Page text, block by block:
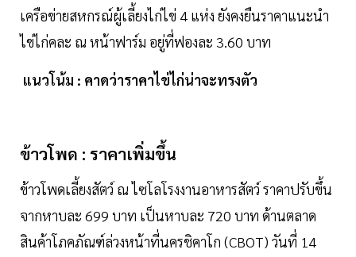
เครือข่ายสหกรณ์ผู้เลี้ยงไก่ไข่ 4 แห่ง ยังคงยืนราคาแนะนำ
ไข่ไก่คละ ณ หน้าฟาร์ม อยู่ที่ฟองละ 3.60 บาท
แนวโน้ม : คาดว่าราคาไข่ไก่น่าจะทรงตัว
ข้าวโพด : ราคาเพิ่มขึ้น
ข้าวโพดเลี้ยงสัตว์ ณ ไซโลโรงงานอาหารสัตว์ ราคาปรับขึ้น
จากหาบละ 699 บาท เป็นหาบละ 720 บาท ด้านตลาด
สินค้าโภคภัณฑ์ล่วงหน้าที่นครชิคาโก (CBOT) วันที่ 14